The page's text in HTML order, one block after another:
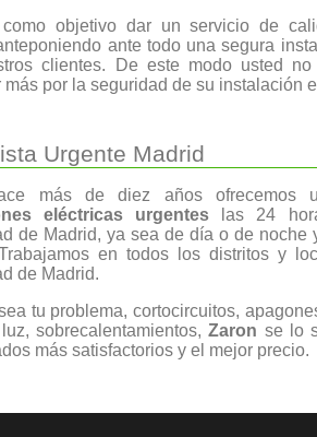
como objetivo dar un servicio de
ante todo una segura
clientes. De este modo usted
más por la seguridad de su instalación
Urgente Madrid
más de diez años ofrecemos
eléctricas urgentes las 24
de Madrid, ya sea de día o de noche
en todos los distritos y
de Madrid.
tu problema, cortocircuitos,
sobrecalentamientos,Zaron se lo
más satisfactorios y el mejor precio.